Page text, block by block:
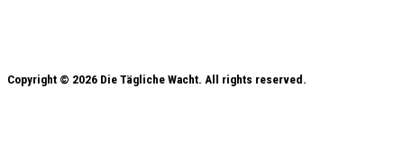
Copyright © 2026 Die Tägliche Wacht. All rights reserved.